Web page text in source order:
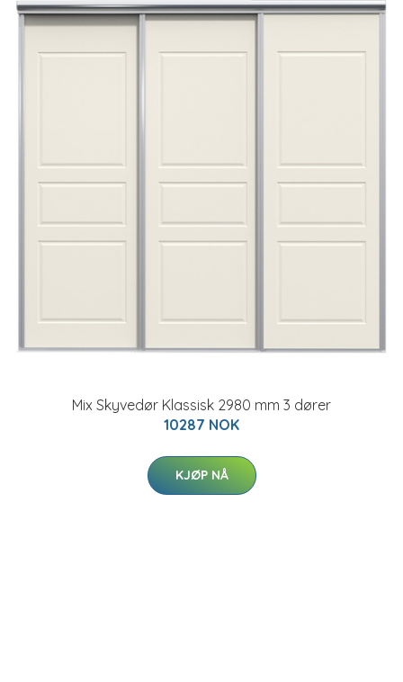
Mix Skyvedør Klassisk 2980 mm 3 dører
10287 NOK
KJØP NÅ